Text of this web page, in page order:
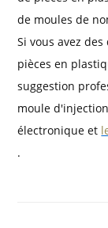
de moules de
Si vous avez
pièces en
suggestion
moule
électronique et
.